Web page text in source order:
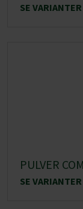
SE VARIANTER
PULVER
SE VARIANTER